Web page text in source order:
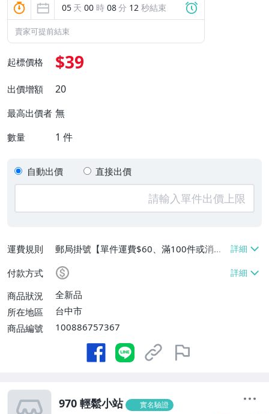
05 天 00 時 08分 11 秒結束
賣家可提前結束
起標價格 $39
出價增額 20
最高出價者 無
數量 1 件
自動出價 直接出價
運費規則
郵局掛號【單件運費$60、滿100件或消費
滿$5000免運費】
付款方式
商品狀況
全新品
所在地區
台中市
商品編號
100886757367
970 輕鬆小站 實名驗證